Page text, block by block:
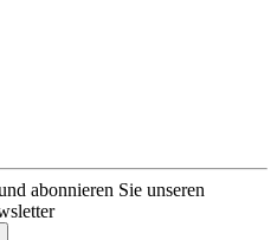
abonnieren Sie unseren